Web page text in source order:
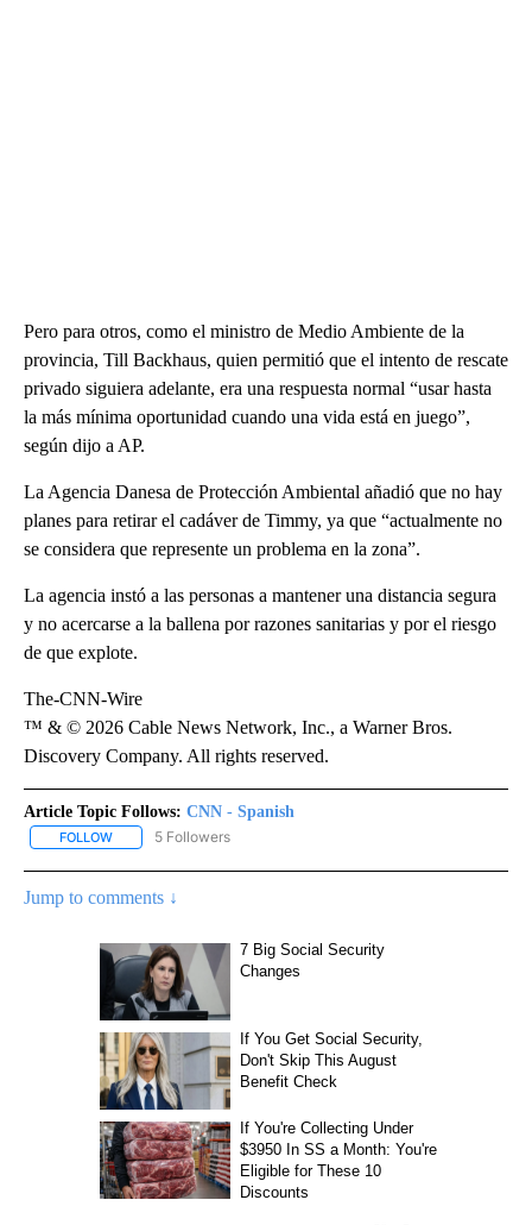
Pero para otros, como el ministro de Medio Ambiente de la
provincia, Till Backhaus, quien permitió que el intento de rescate
privado siguiera adelante, era una respuesta normal “usar hasta
la más mínima oportunidad cuando una vida está en juego”,
según dijo a AP.
La Agencia Danesa de Protección Ambiental añadió que no hay
planes para retirar el cadáver de Timmy, ya que “actualmente no
se considera que represente un problema en la zona”.
La agencia instó a las personas a mantener una distancia segura
y no acercarse a la ballena por razones sanitarias y por el riesgo
de que explote.
The-CNN-Wire
™ & © 2026 Cable News Network, Inc., a Warner Bros.
Discovery Company. All rights reserved.
Article Topic Follows: CNN - Spanish
FOLLOW FOLLOW "CNN - SPANISH" TO RECEIVE NOTIFICATIONS ABOUT
5 Followers
Jump to comments ↓